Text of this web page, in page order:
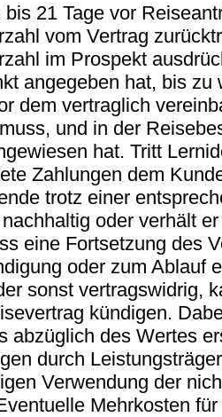
21 Tage vor
vom Vertrag
im Prospekt
angegeben hat, bis
dem vertraglich
und in der
hat. Tritt
Zahlungen dem
trotz einer
oder verhält
eine Fortsetzung des
oder zum Ablauf
sonst vertragswidrig,
kündigen.
abzüglich des Wertes
durch
Verwendung der
Mehrkosten